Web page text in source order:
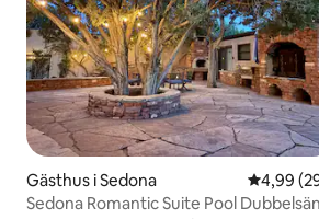
Gästhus i Sedona 4,99 av
4,99
Sedona Romantic Suite Pool